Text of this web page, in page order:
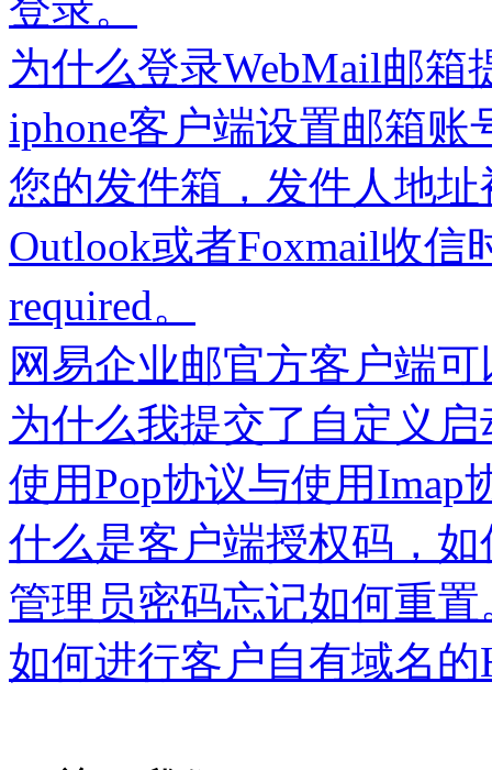
为什么登录WebMail邮箱
iphone客户端设置邮箱
您的发件箱，发件人地
Outlook或者Foxmail收信
required。
网易企业邮官方客户端
为什么我提交了自定义
使用Pop协议与使用
什么是客户端授权码，
管理员密码忘记如何重置
如何进行客户自有域名的